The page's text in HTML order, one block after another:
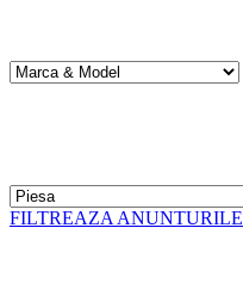
FILTREAZA ANUNTURILE